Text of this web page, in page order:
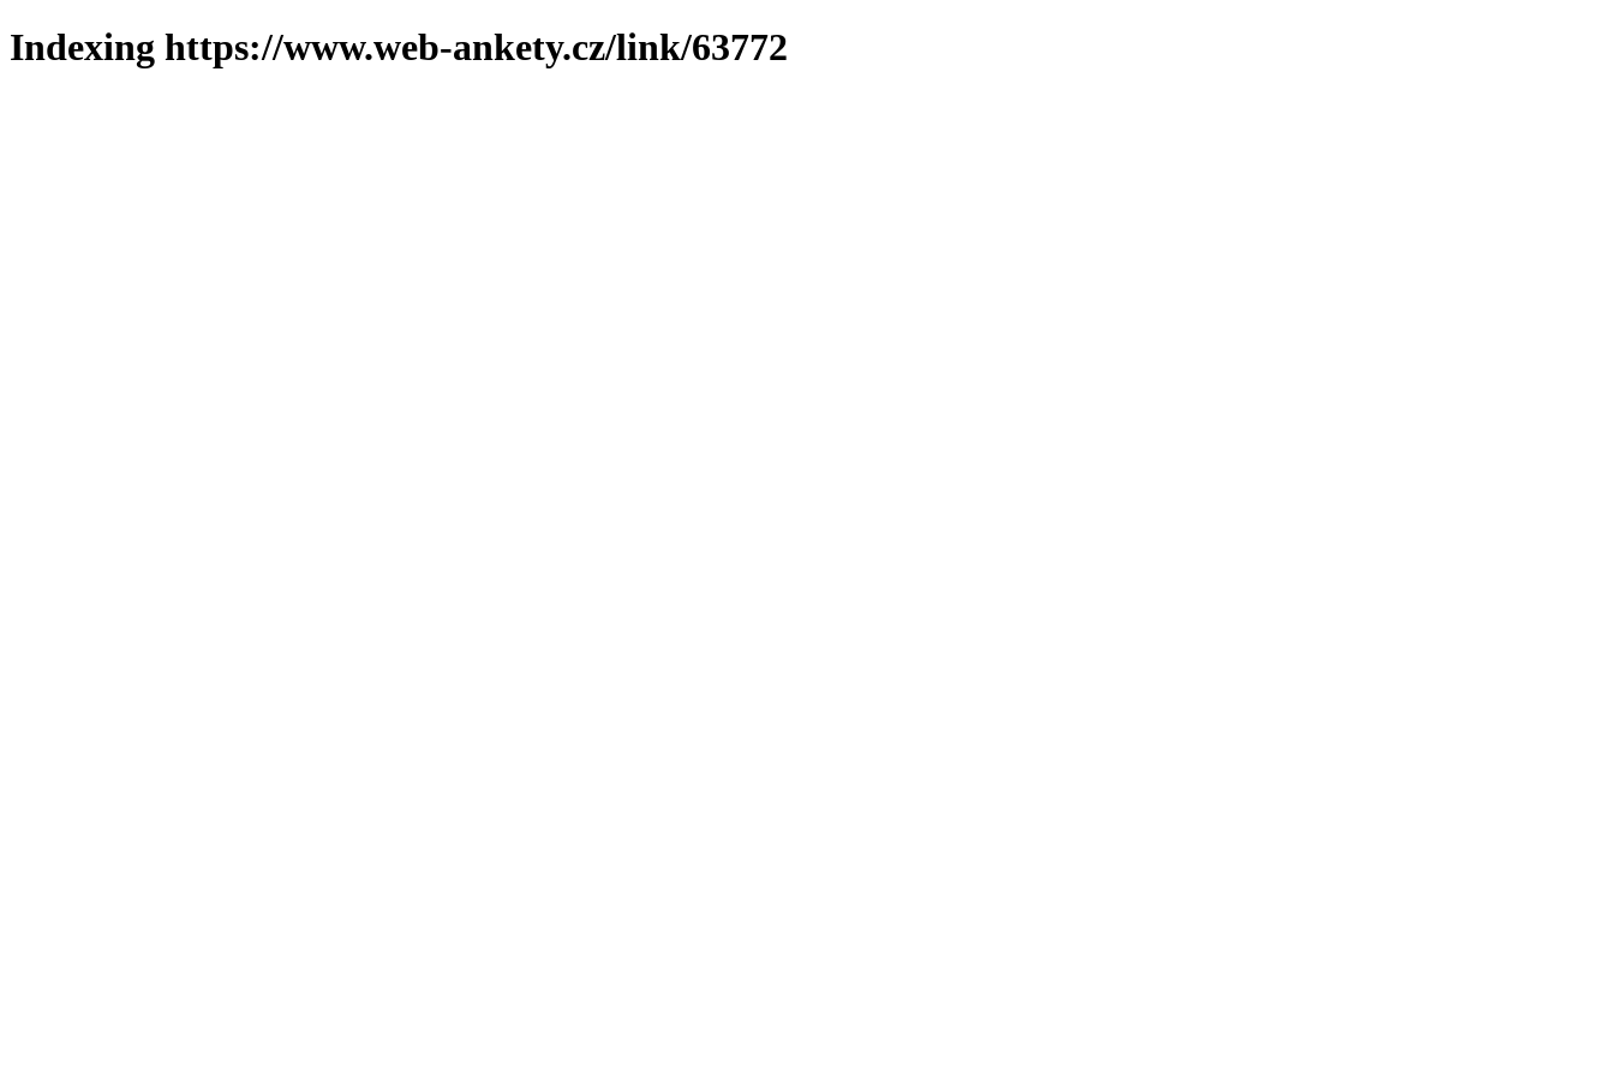
Indexing https://www.web-ankety.cz/link/63772